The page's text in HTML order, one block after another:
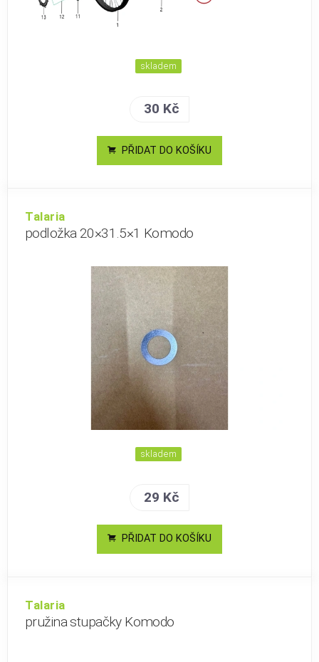
skladem
30 Kč
PŘIDAT DO KOŠÍKU
Talaria
podložka 20×31.5×1 Komodo
skladem
29 Kč
PŘIDAT DO KOŠÍKU
Talaria
pružina stupačky Komodo